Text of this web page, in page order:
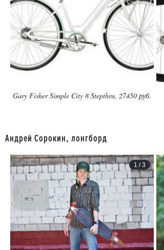
Gary Fisher Simple City 8 Stepthru, 27450 руб.
Андрей Сорокин, лонгборд
1 /3